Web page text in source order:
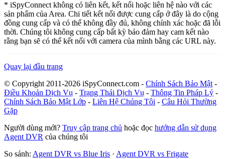
* iSpyConnect không có liên kết, kết nối hoặc liên hệ nào với các
sản phẩm của Area. Chi tiết kết nối được cung cấp ở đây là do cộng
đồng cung cấp và có thể không đầy đủ, không chính xác hoặc đã lỗi
thời. Chúng tôi không cung cấp bất kỳ bảo đảm hay cam kết nào
rằng bạn sẽ có thể kết nối với camera của mình bằng các URL này.
Quay lại đầu trang
© Copyright 2011-2026 iSpyConnect.com - Chính Sách Bảo Mật -
Điều Khoản Dịch Vụ - Trạng Thái Dịch Vụ - Thông Tin Pháp Lý -
Chính Sách Bảo Mật Lớp - Liên Hệ Chúng Tôi - Câu Hỏi Thường
Gặp
Người dùng mới? Truy cập trang chủ hoặc đọc hướng dẫn sử dụng
Agent DVR của chúng tôi
So sánh: Agent DVR vs Blue Iris · Agent DVR vs Frigate